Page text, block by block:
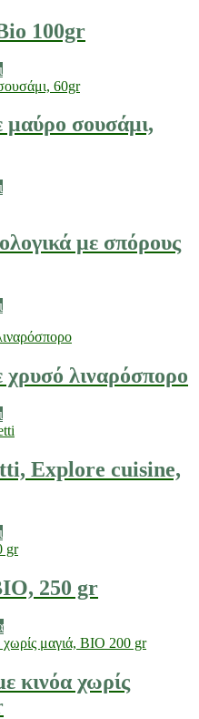
100gr
σουσάμι,
με σπόρους
λιναρόσπορο
Explore cuisine,
250 gr
κινόα χωρίς